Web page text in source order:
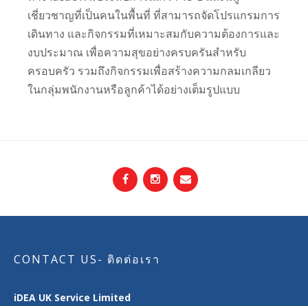
เชี่ยวชาญที่เป็นคนในพื้นที่ ที่สามารถจัดโปรแกรมการ
เดินทาง และกิจกรรมที่เหมาะสมกับความต้องการและ
งบประมาณ เพื่อความสุขอย่างครบครันสำหรับ
ครอบครัว รวมถึงกิจกรรมเพื่อสร้างความกลมเกลียว
ในกลุ่มพนักงานหรือลูกค้าได้อย่างเต็มรูปแบบ
CONTACT US- ติดต่อเรา
iDEA UK Service Limited